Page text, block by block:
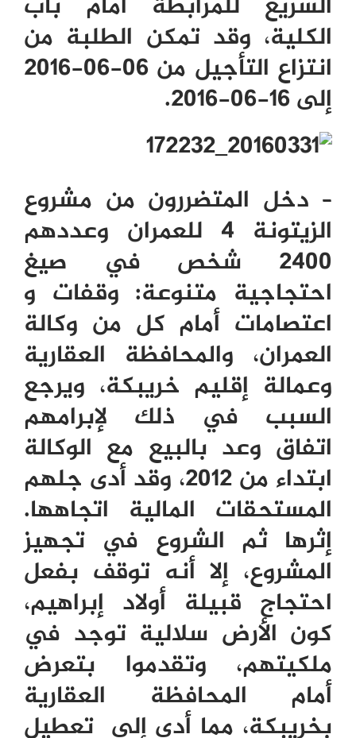
الكلية، وقد تمكن الطلبة من
انتزاع التأجيل من 06-06-2016
إلى 16-06-2016.
– دخل المتضررون من مشروع
الزيتونة 4 للعمران وعددهم
2400 شخص في صيغ
احتجاجية متنوعة: وقفات و
اعتصامات أمام كل من وكالة
العمران، والمحافظة العقارية
وعمالة إقليم خريبكة، ويرجع
السبب في ذلك لإبرامهم
اتفاق وعد بالبيع مع الوكالة
ابتداء من 2012، وقد أدى جلهم
المستحقات المالية اتجاهها.
إثرها ثم الشروع في تجهيز
المشروع، إلا أنه توقف بفعل
احتجاج قبيلة أولاد إبراهيم،
كون الأرض سلالية توجد في
ملكيتهم، وتقدموا بتعرض
أمام المحافظة العقارية
بخريبكة، مما أدى إلى تعطيل